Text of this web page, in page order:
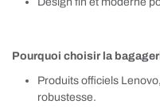
Pourquoi choisir la
Produits officiels
robustesse.